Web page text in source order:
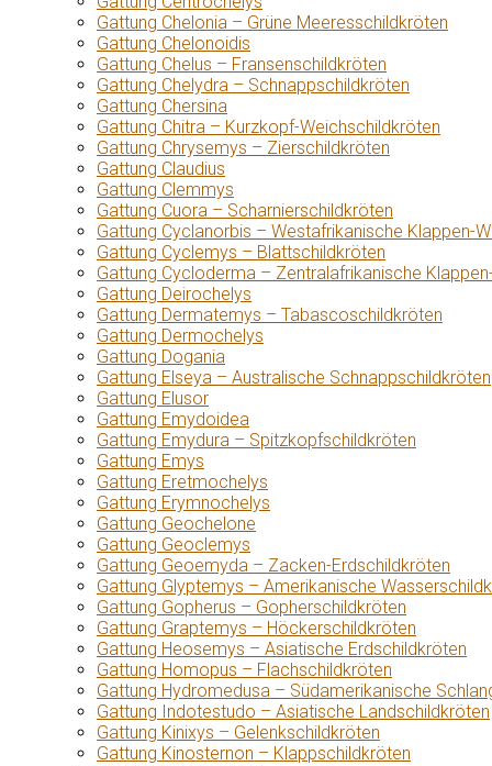
Gattung Chelonia – Grüne Meeresschildkröten
Gattung Chelonoidis
Gattung Chelus – Fransenschildkröten
Gattung Chelydra – Schnappschildkröten
Gattung Chersina
Gattung Chitra – Kurzkopf-Weichschildkröten
Gattung Chrysemys – Zierschildkröten
Gattung Claudius
Gattung Clemmys
Gattung Cuora – Scharnierschildkröten
Gattung Cyclanorbis – Westafrikanische Klappen-
Gattung Cyclemys – Blattschildkröten
Gattung Cycloderma – Zentralafrikanische
Gattung Deirochelys
Gattung Dermatemys – Tabascoschildkröten
Gattung Dermochelys
Gattung Dogania
Gattung Elseya – Australische Schnappschildkröten
Gattung Elusor
Gattung Emydoidea
Gattung Emydura – Spitzkopfschildkröten
Gattung Emys
Gattung Eretmochelys
Gattung Erymnochelys
Gattung Geochelone
Gattung Geoclemys
Gattung Geoemyda – Zacken-Erdschildkröten
Gattung Glyptemys – Amerikanische
Gattung Gopherus – Gopherschildkröten
Gattung Graptemys – Höckerschildkröten
Gattung Heosemys – Asiatische Erdschildkröten
Gattung Homopus – Flachschildkröten
Gattung Hydromedusa – Südamerikanische
Gattung Indotestudo – Asiatische Landschildkröten
Gattung Kinixys – Gelenkschildkröten
Gattung Kinosternon – Klappschildkröten